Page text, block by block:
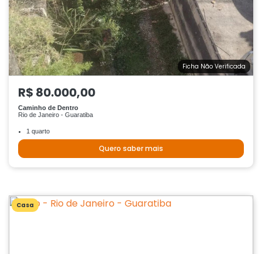
Ficha Não Verificada
R$ 80.000,00
Caminho de Dentro
Rio de Janeiro - Guaratiba
1 quarto
Quero saber mais
Casa